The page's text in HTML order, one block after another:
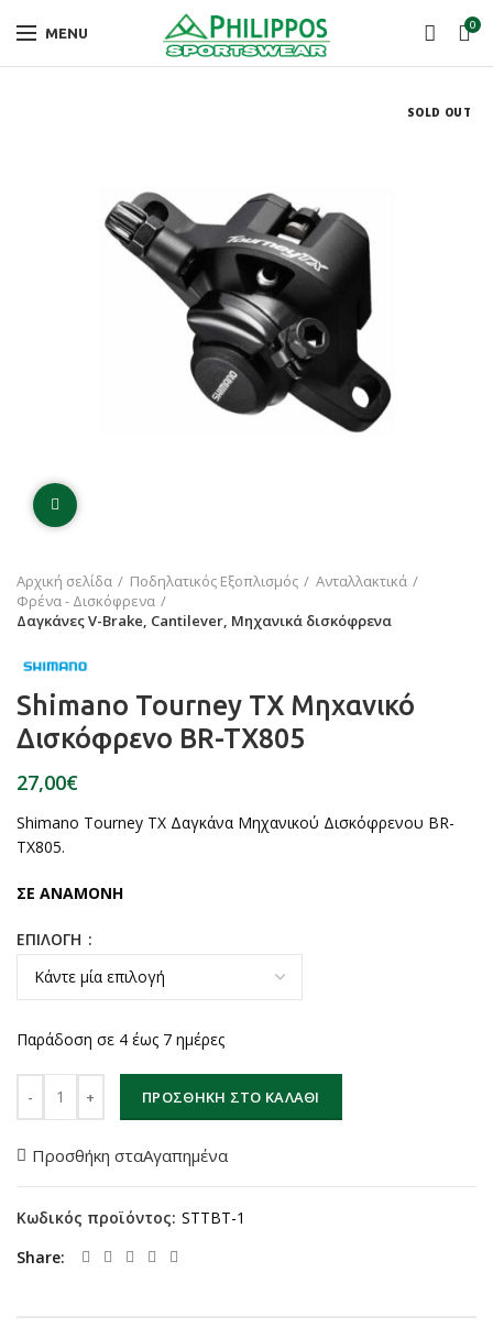
MENU 0
SOLD OUT
Αρχική σελίδα Ποδηλατικός Εξοπλισμός
Ανταλλακτικά
Φρένα - Δισκόφρενα
Δαγκάνες V-Brake, Cantilever, Μηχανικά δισκόφρενα
Shimano Tourney TX Μηχανικό
Δισκόφρενο BR-TX805
€
Shimano Tourney TX Δαγκάνα Μηχανικού Δισκόφρενου BR-
TX805.
ΣΕ ΑΝΑΜΟΝΗ
ΕΠΙΛΟΓΗ
Παράδοση σε 4 έως 7 ημέρες
ΠΡΟΣΘΉΚΗ ΣΤΟ ΚΑΛΆΘΙ
Προσθήκη σταΑγαπημένα
Κωδικός προϊόντος: STTBT-1
Share